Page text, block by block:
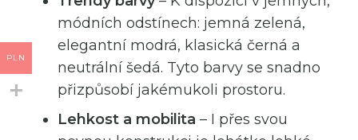
módních odstínech: jemná zelená,
elegantní modrá, klasická černá a
neutrální šedá. Tyto barvy se snadno
přizpůsobí jakémukoli prostoru.
Lehkost a mobilita – I přes svou
PLN